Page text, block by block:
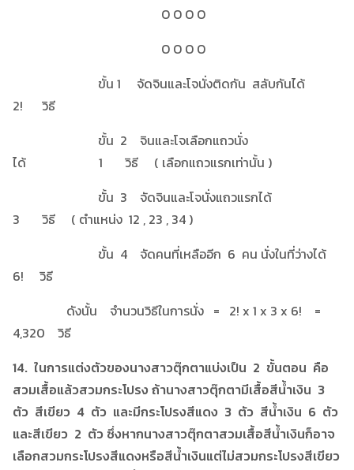
O O O O
O O O O
ขั้น 1 จัดจินและโจนั่งติดกัน สลับกันได้
2! วิธี
ขั้น 2 จินและโจเลือกแถวนั่ง
ได้ 1 วิธี ( เลือกแถวแรกเท่านั้น )
ขั้น 3 จัดจินและโจนั่งแถวแรกได้
3 วิธี ( ตำแหน่ง 12 , 23 , 34 )
ขั้น 4 จัดคนที่เหลืออีก 6 คน นั่งในที่ว่างได้
6! วิธี
ดังนั้น จำนวนวิธีในการนั่ง = 2! x 1 x 3 x 6! =
4,320 วิธี
14. ในการแต่งตัวของนางสาวตุ๊กตาแบ่งเป็น 2 ขั้นตอน คือ
สวมเสื้อแล้วสวมกระโปรง ถ้านางสาวตุ๊กตามีเสื้อสีน้ำเงิน 3
ตัว สีเขียว 4 ตัว และมีกระโปรงสีแดง 3 ตัว สีน้ำเงิน 6 ตัว
และสีเขียว 2 ตัว ซึ่งหากนางสาวตุ๊กตาสวมเสื้อสีน้ำเงินก็อาจ
เลือกสวมกระโปรงสีแดงหรือสีน้ำเงินแต่ไม่สวมกระโปรงสีเขียว